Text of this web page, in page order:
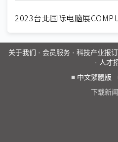
2023台北国际电脑展
关于我们 · 会员服务· 科技产业报
· 人才
■ 中文繁體版
下载新